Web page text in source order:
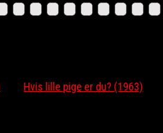
Hvis lille pige er du? (1963)